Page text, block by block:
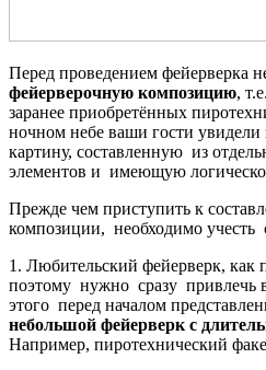
Перед проведением фейерверка
фейерверочную композицию,
заранее приобретённых
ночном небе ваши гости
картину, составленную из
элементов и имеющую
Прежде чем приступить к
композиции, необходимо учесть
1. Любительский фейерверк, как
поэтому нужно сразу привлечь
этого перед началом
небольшой фейерверк с
Например, пиротехнический